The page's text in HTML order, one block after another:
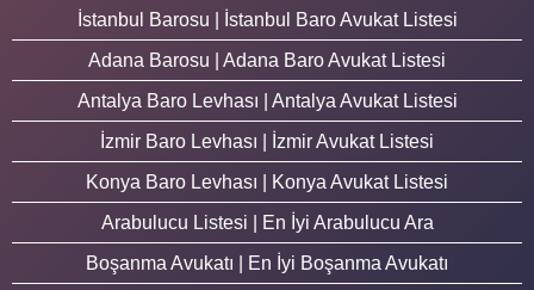
İstanbul Barosu | İstanbul Baro Avukat Listesi
Adana Barosu | Adana Baro Avukat Listesi
Antalya Baro Levhası | Antalya Avukat Listesi
İzmir Baro Levhası | İzmir Avukat Listesi
Konya Baro Levhası | Konya Avukat Listesi
Arabulucu Listesi | En İyi Arabulucu Ara
Boşanma Avukatı | En İyi Boşanma Avukatı